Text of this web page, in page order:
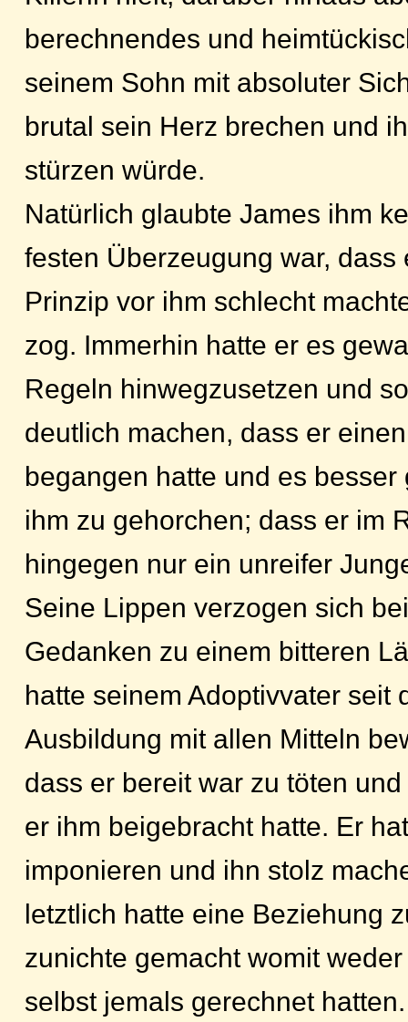
berechnendes und
seinem Sohn mit absoluter
brutal sein Herz brechen und
stürzen würde.
Natürlich glaubte James ihm
festen Überzeugung war, dass
Prinzip vor ihm schlecht
zog. Immerhin hatte er es
Regeln hinwegzusetzen und
deutlich machen, dass er
begangen hatte und es besser
ihm zu gehorchen; dass er im
hingegen nur ein unreifer
Seine Lippen verzogen sich
Gedanken zu einem bitteren
hatte seinem Adoptivvater seit
Ausbildung mit allen Mitteln
dass er bereit war zu töten
er ihm beigebracht hatte. Er
imponieren und ihn stolz
letztlich hatte eine Beziehung
zunichte gemacht womit
selbst jemals gerechnet hatten.